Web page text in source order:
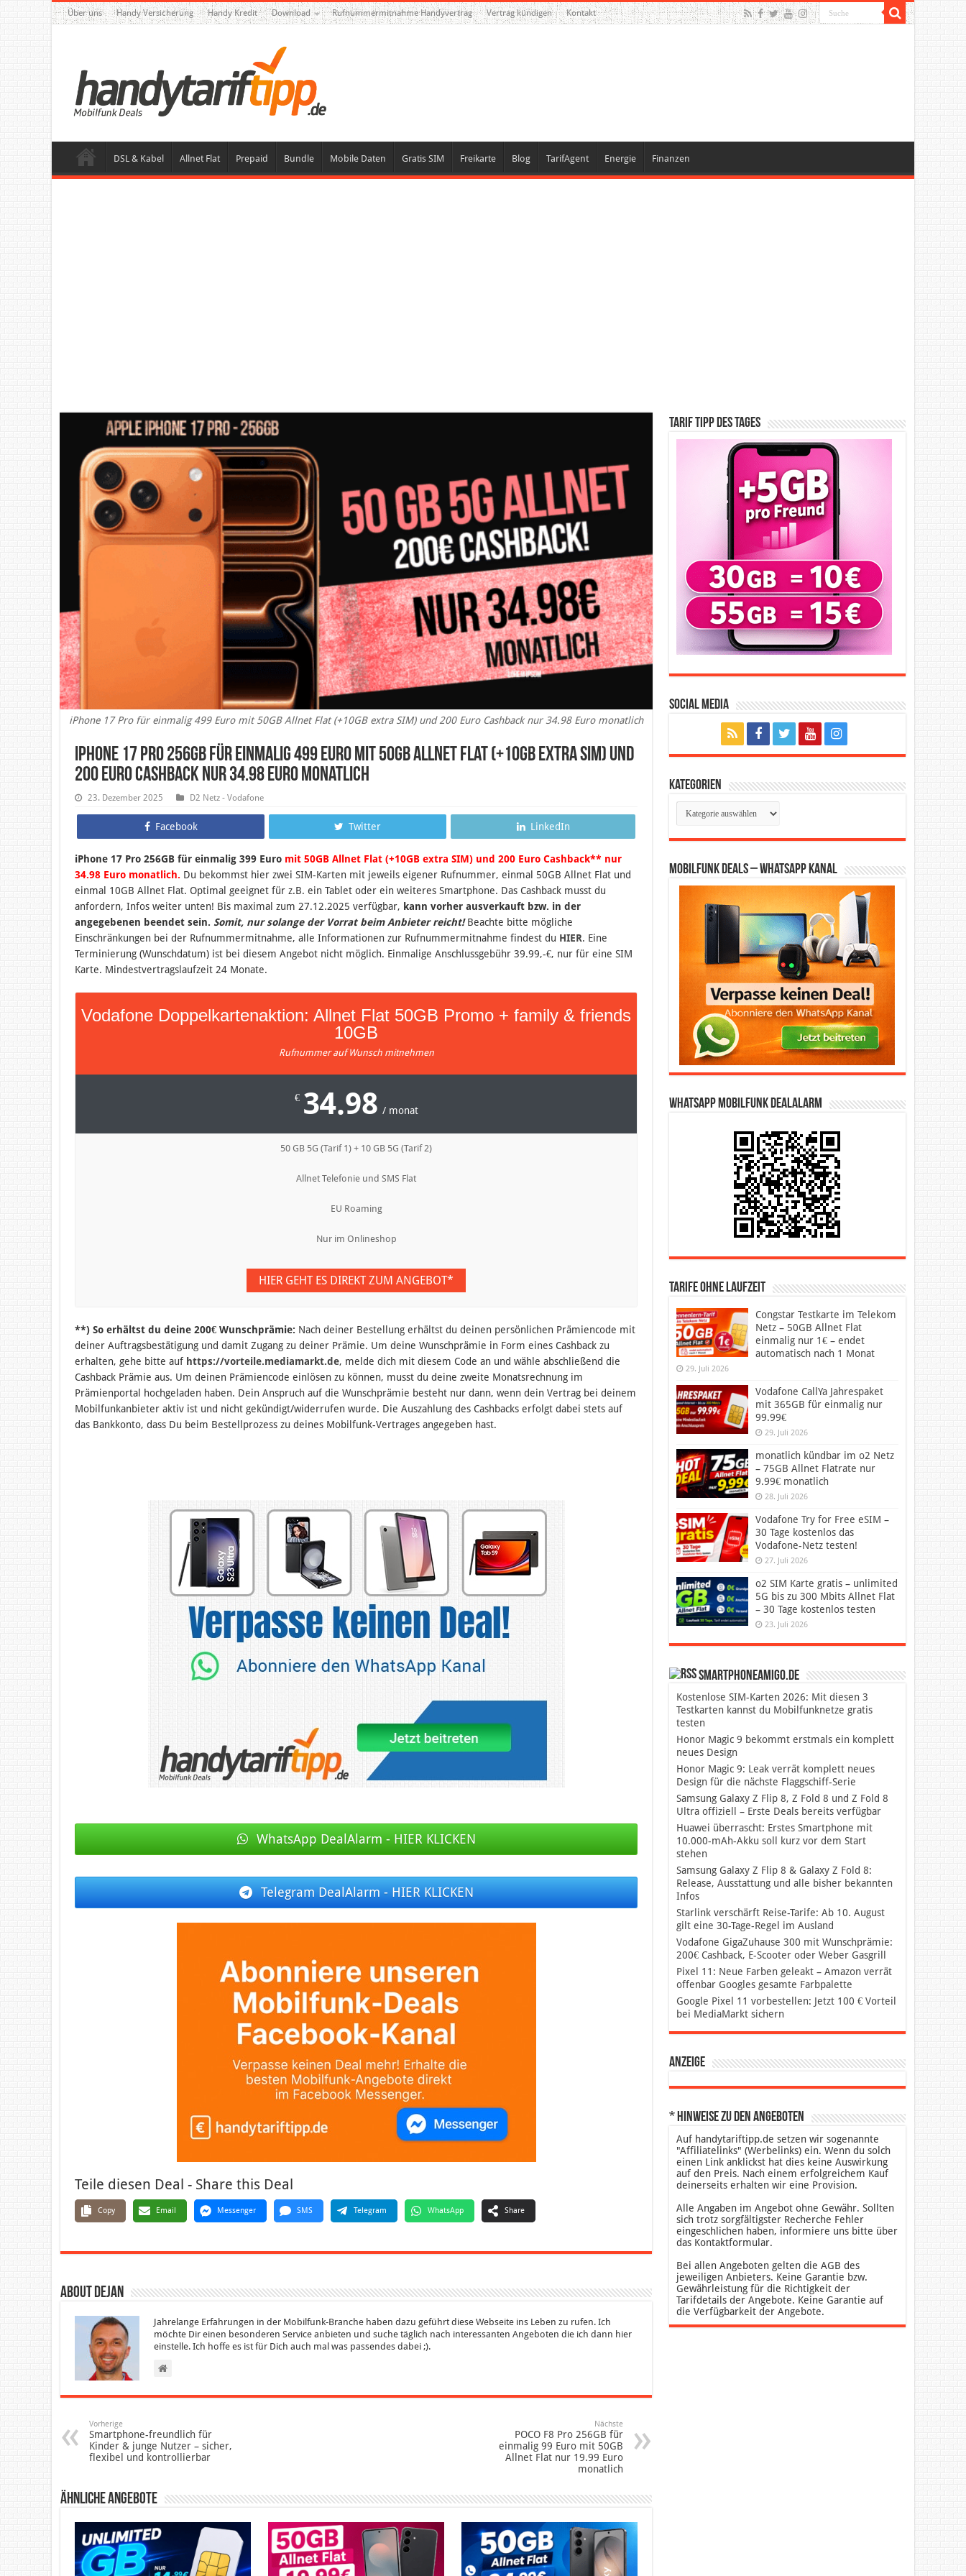
Über uns Handy Versicherung Handy Kredit Download Rufnummermitnahme Handyvertrag Vertrag kündigen Kontakt
DSL & Kabel Allnet Flat Prepaid Bundle Mobile Daten Gratis SIM Freikarte Blog TarifAgent Energie Finanzen
iPhone 17 Pro für einmalig 499 Euro mit 50GB Allnet Flat (+10GB extra SIM) und 200 Euro Cashback nur 34.98 Euro monatlich
iPhone 17 Pro 256GB für einmalig 499 Euro mit 50GB Allnet Flat (+10GB extra SIM) und
200 Euro Cashback nur 34.98 Euro monatlich
23. Dezember 2025 D2 Netz - Vodafone
Facebook Twitter LinkedIn
iPhone 17 Pro 256GB für einmalig 399 Euro mit 50GB Allnet Flat (+10GB extra SIM) und 200 Euro Cashback** nur
34.98 Euro monatlich. Du bekommst hier zwei SIM-Karten mit jeweils eigener Rufnummer, einmal 50GB Allnet Flat und
einmal 10GB Allnet Flat. Optimal geeignet für z.B. ein Tablet oder ein weiteres Smartphone. Das Cashback musst du
anfordern, Infos weiter unten! Bis maximal zum 27.12.2025 verfügbar, kann vorher ausverkauft bzw. in der
angegebenen beendet sein. Somit, nur solange der Vorrat beim Anbieter reicht!Beachte bitte mögliche
Einschränkungen bei der Rufnummermitnahme, alle Informationen zur Rufnummermitnahme findest du HIER. Eine
Terminierung (Wunschdatum) ist bei diesem Angebot nicht möglich. Einmalige Anschlussgebühr 39.99,-€, nur für eine SIM
Karte. Mindestvertragslaufzeit 24 Monate.
Vodafone Doppelkartenaktion: Allnet Flat 50GB Promo + family & friends
10GB
Rufnummer auf Wunsch mitnehmen
€ 34.98 / monat
50 GB 5G (Tarif 1) + 10 GB 5G (Tarif 2)
Allnet Telefonie und SMS Flat
EU Roaming
Nur im Onlineshop
HIER GEHT ES DIREKT ZUM ANGEBOT*
**) So erhältst du deine 200€ Wunschprämie: Nach deiner Bestellung erhältst du deinen persönlichen Prämiencode mit
deiner Auftragsbestätigung und damit Zugang zu deiner Prämie. Um deine Wunschprämie in Form eines Cashback zu
erhalten, gehe bitte auf https://vorteile.mediamarkt.de, melde dich mit diesem Code an und wähle abschließend die
Cashback Prämie aus. Um deinen Prämiencode einlösen zu können, musst du deine zweite Monatsrechnung im
Prämienportal hochgeladen haben. Dein Anspruch auf die Wunschprämie besteht nur dann, wenn dein Vertrag bei deinem
Mobilfunkanbieter aktiv ist und nicht gekündigt/widerrufen wurde. Die Auszahlung des Cashbacks erfolgt dabei stets auf
das Bankkonto, dass Du beim Bestellprozess zu deines Mobilfunk-Vertrages angegeben hast.
WhatsApp DealAlarm - HIER KLICKEN
Telegram DealAlarm - HIER KLICKEN
Teile diesen Deal - Share this Deal
Copy Email Messenger SMS Telegram WhatsApp Share
About Dejan
Jahrelange Erfahrungen in der Mobilfunk-Branche haben dazu geführt diese Webseite ins Leben zu rufen. Ich
möchte Dir einen besonderen Service anbieten und suche täglich nach interessanten Angeboten die ich dann hier
einstelle. Ich hoffe es ist für Dich auch mal was passendes dabei ;).
Vorherige
Smartphone-freundlich für
Kinder & junge Nutzer – sicher,
flexibel und kontrollierbar
Nächste
POCO F8 Pro 256GB für
einmalig 99 Euro mit 50GB
Allnet Flat nur 19.99 Euro
monatlich
Ähnliche Angebote
Tarif Tipp des Tages
Social Media
Kategorien
Kategorien
Mobilfunk Deals – WhatsApp Kanal
WhatsApp Mobilfunk DealAlarm
Tarife ohne Laufzeit
Congstar Testkarte im Telekom
Netz – 50GB Allnet Flat
einmalig nur 1€ – endet
automatisch nach 1 Monat
29. Juli 2026
Vodafone CallYa Jahrespaket
mit 365GB für einmalig nur
99.99€
29. Juli 2026
monatlich kündbar im o2 Netz
– 75GB Allnet Flatrate nur
9.99€ monatlich
28. Juli 2026
Vodafone Try for Free eSIM –
30 Tage kostenlos das
Vodafone-Netz testen!
27. Juli 2026
o2 SIM Karte gratis – unlimited
5G bis zu 300 Mbits Allnet Flat
– 30 Tage kostenlos testen
23. Juli 2026
SmartphoneAmigo.de
Kostenlose SIM-Karten 2026: Mit diesen 3
Testkarten kannst du Mobilfunknetze gratis
testen
Honor Magic 9 bekommt erstmals ein komplett
neues Design
Honor Magic 9: Leak verrät komplett neues
Design für die nächste Flaggschiff-Serie
Samsung Galaxy Z Flip 8, Z Fold 8 und Z Fold 8
Ultra offiziell – Erste Deals bereits verfügbar
Huawei überrascht: Erstes Smartphone mit
10.000-mAh-Akku soll kurz vor dem Start
stehen
Samsung Galaxy Z Flip 8 & Galaxy Z Fold 8:
Release, Ausstattung und alle bisher bekannten
Infos
Starlink verschärft Reise-Tarife: Ab 10. August
gilt eine 30-Tage-Regel im Ausland
Vodafone GigaZuhause 300 mit Wunschprämie:
200€ Cashback, E-Scooter oder Weber Gasgrill
Pixel 11: Neue Farben geleakt – Amazon verrät
offenbar Googles gesamte Farbpalette
Google Pixel 11 vorbestellen: Jetzt 100 € Vorteil
bei MediaMarkt sichern
Anzeige
* Hinweise zu den Angeboten
Auf handytariftipp.de setzen wir sogenannte
"Affiliatelinks" (Werbelinks) ein. Wenn du solch
einen Link anklickst hat dies keine Auswirkung
auf den Preis. Nach einem erfolgreichem Kauf
deinerseits erhalten wir eine Provision.
Alle Angaben im Angebot ohne Gewähr. Sollten
sich trotz sorgfältigster Recherche Fehler
eingeschlichen haben, informiere uns bitte über
das Kontaktformular.
Bei allen Angeboten gelten die AGB des
jeweiligen Anbieters. Keine Garantie bzw.
Gewährleistung für die Richtigkeit der
Tarifdetails der Angebote. Keine Garantie auf
die Verfügbarkeit der Angebote.